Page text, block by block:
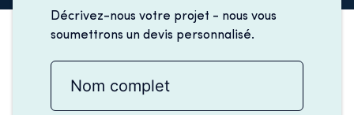
Décrivez-nous votre projet - nous vous
soumettrons un devis personnalisé.